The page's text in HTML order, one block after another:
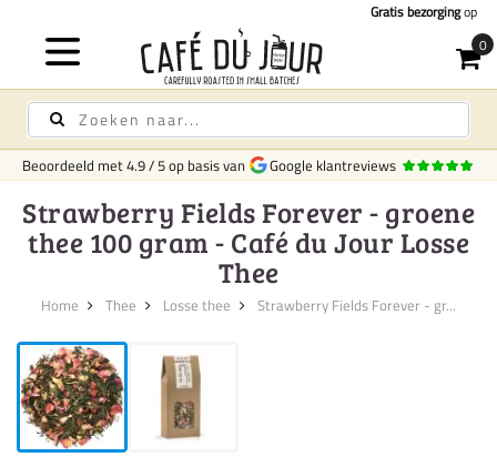
op koffie & thee vanaf 75,-
Beoordeeld met4.9/5op basis van Google klantreviews
Strawberry Fields Forever - groene
thee 100 gram - Café du Jour Losse
Thee
Home Thee Losse thee Strawberry Fields Forever - gr...